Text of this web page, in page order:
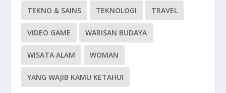
TEKNO & SAINS TEKNOLOGI TRAVEL
VIDEO GAME WARISAN BUDAYA
WISATA ALAM WOMAN
YANG WAJIB KAMU KETAHUI